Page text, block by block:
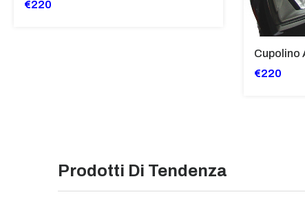
€220
€220
Prodotti Di Tendenza